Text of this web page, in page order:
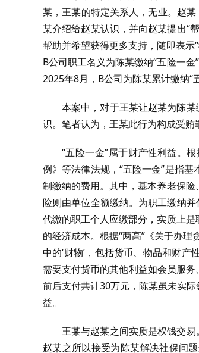
某，王某的特定关系人，无业。赵
某介绍给赵某认识，并向赵某提出“
帮助并希望获得更多支持，随即表示
B公司职工名义为陈某缴纳“五险一
2025年8月，B公司为陈某累计缴纳
本案中，对于王某让赵某为陈
识。笔者认为，王某此行为构成受贿
“五险一金”属于财产性利益。
例》等法律法规，“五险一金”是指
制缴纳的费用。其中，基本养老保
险则由单位全额缴纳。为职工缴纳
代缴的职工个人应缴部分，实质上
的经济成本。根据“两高”《关于办
中的‘财物’，包括货币、物品和财
需要支付货币的其他利益如会员服
前后支付共计30万元，陈某虽未实
益。
王某与赵某之间实质是权钱交
赵某之所以接受为陈某解决社保问